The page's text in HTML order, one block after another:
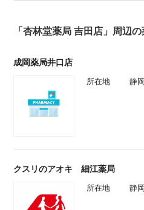
「杏林堂薬局 吉田店」周辺
成岡薬局井口店
所在地 静
クスリのアオキ 細江薬局
所在地 静